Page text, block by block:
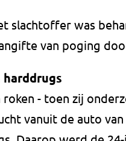
slachtoffer was
van poging
- toen zij
vanuit de auto